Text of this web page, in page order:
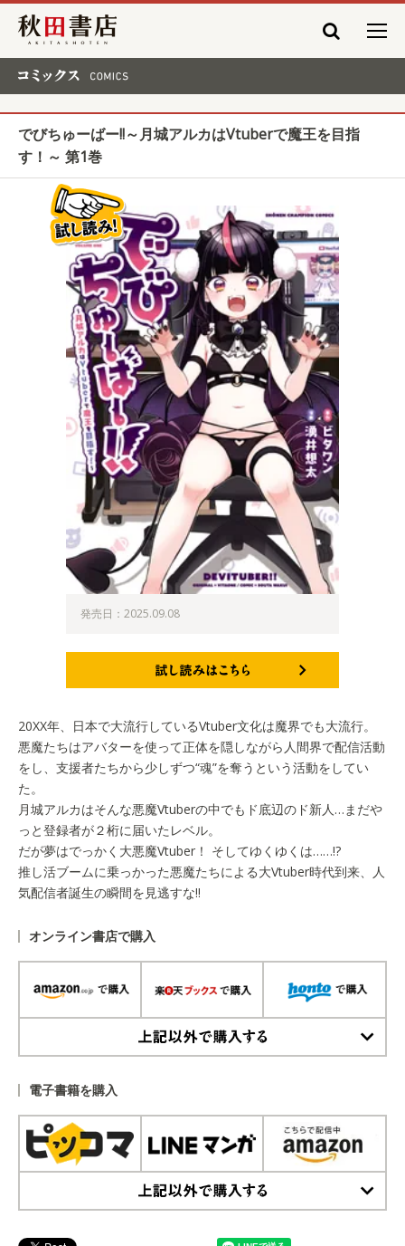
秋田書店
でびちゅーばー!!～月城アルカはVtuberで魔王を目指
す！～ 第1巻
発売日：2025.09.08
20XX年、日本で大流行しているVtuber文化は魔界でも大流行。
悪魔たちはアバターを使って正体を隠しながら人間界で配信活動
をし、支援者たちから少しずつ“魂”を奪うという活動をしてい
た。
月城アルカはそんな悪魔Vtuberの中でもド底辺のド新人…まだや
っと登録者が２桁に届いたレベル。
だが夢はでっかく大悪魔Vtuber！ そしてゆくゆくは……!?
推し活ブームに乗っかった悪魔たちによる大Vtuber時代到来、人
気配信者誕生の瞬間を見逃すな!!
オンライン書店で購入
電子書籍を購入